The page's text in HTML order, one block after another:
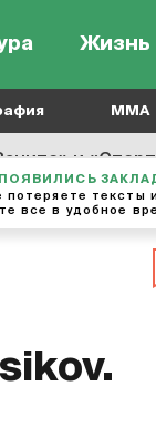
Жизнь
MMA
и
потеряете тексты и
все в удобное